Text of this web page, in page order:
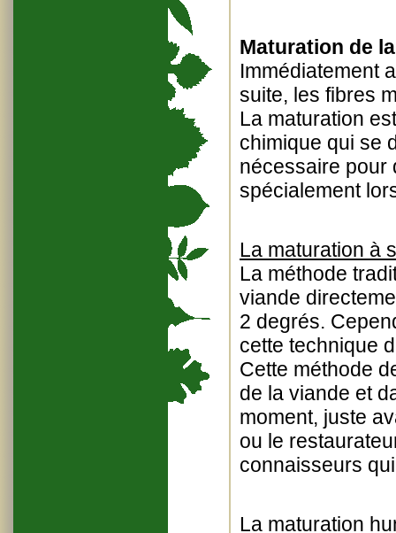
Maturation de
Immédiatement
suite, les fibres
La maturation
chimique qui se
nécessaire pour
spécialement
La maturation à
La méthode
viande
2 degrés.
cette technique
Cette méthode
de la viande et
moment, juste
ou le
connaisseurs
La maturation